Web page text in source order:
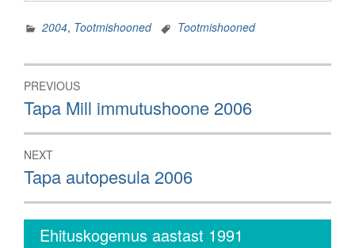
2004, Tootmishooned Tootmishooned
Navigeerimine
PREVIOUS
Previous
post:
Tapa Mill immutushoone 2006
NEXT
Next
post:
Tapa autopesula 2006
Ehituskogemus aastast 1991